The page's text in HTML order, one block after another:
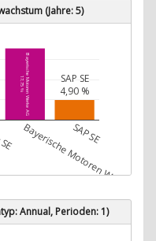
(Jahre: 5)
Bayerische Motoren Werke AG
17,75 % SAP SE
4,90 %
Bayerische Motoren Werke AG
SAP SE
Annual, Perioden: 1)